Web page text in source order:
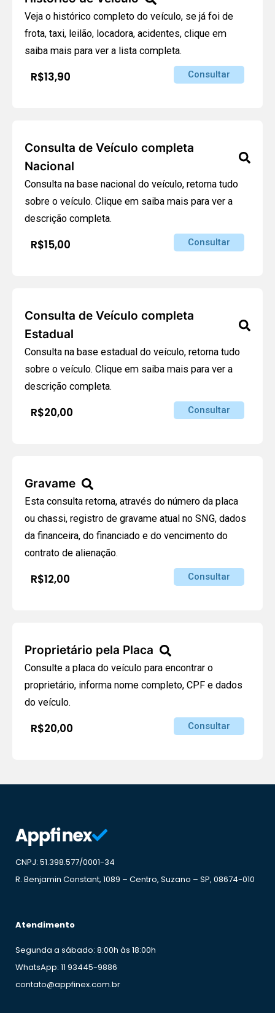
Veja o histórico completo do veículo, se já foi de
frota, taxi, leilão, locadora, acidentes, clique em
saiba mais para ver a lista completa.
R$13,90 Consultar
Consulta de Veículo completa
Nacional
Consulta na base nacional do veículo, retorna tudo
sobre o veículo. Clique em saiba mais para ver a
descrição completa.
R$15,00 Consultar
Consulta de Veículo completa
Estadual
Consulta na base estadual do veículo, retorna tudo
sobre o veículo. Clique em saiba mais para ver a
descrição completa.
R$20,00 Consultar
Gravame
Esta consulta retorna, através do número da placa
ou chassi, registro de gravame atual no SNG, dados
da financeira, do financiado e do vencimento do
contrato de alienação.
R$12,00 Consultar
Proprietário pela Placa
Consulte a placa do veículo para encontrar o
proprietário, informa nome completo, CPF e dados
do veículo.
R$20,00 Consultar
CNPJ: 51.398.577/0001-34
R. Benjamin Constant, 1089 – Centro, Suzano – SP, 08674-010
Atendimento
Segunda a sábado: 8:00h às 18:00h
WhatsApp: 11 93445-9886
contato@appfinex.com.br